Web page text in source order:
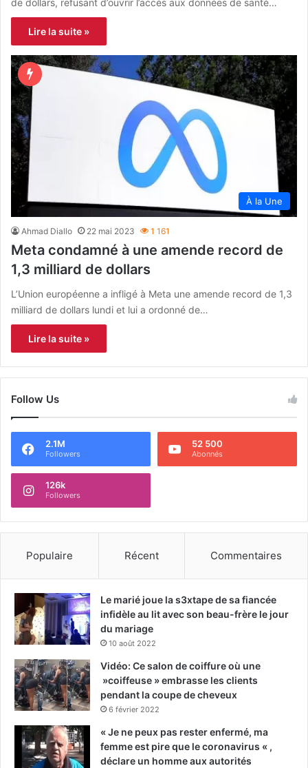
de dollars, refusant d’ouvrir l’accès aux données de santé…
Lire la suite »
À la Une
Ahmad Diallo 22 mai 2023 1 161
Meta condamné à une amende record de
1,3 milliard de dollars
L’Union européenne a infligé à Meta une amende record de 1,3
milliard de dollars lundi et lui a ordonné de…
Lire la suite »
Follow Us
2.1M
Followers
52 500
Abonnés
126k
Followers
Populaire Récent Commentaires
Le marié joue la s3xtape de sa fiancée
infidèle au lit avec son beau-frère le jour
du mariage
10 août 2022
Vidéo: Ce salon de coiffure où une
»coiffeuse » embrasse les clients
pendant la coupe de cheveux
6 février 2022
« Je ne peux pas rester enfermé, ma
femme est pire que le coronavirus « ,
déclare un homme aux autorités